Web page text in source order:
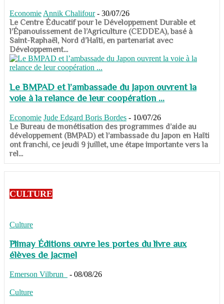
Economie Annik Chalifour - 30/07/26
​​​​​​​Le Centre Éducatif pour le Développement Durable et
l’Épanouissement de l’Agriculture (CEDDEA), basé à
Saint-Raphaël, Nord d’Haïti, en partenariat avec
Développement...
Le BMPAD et l’ambassade du Japon ouvrent la
voie à la relance de leur coopération ...
Economie Jude Edgard Boris Bordes - 10/07/26
​​​​​​​Le Bureau de monétisation des programmes d’aide au
développement (BMPAD) et l’ambassade du Japon en Haïti
ont franchi, ce jeudi 9 juillet, une étape importante vers la
rel...
CULTURE
Culture
Plimay Éditions ouvre les portes du livre aux
élèves de Jacmel
Emerson Vilbrun - 08/08/26
Culture